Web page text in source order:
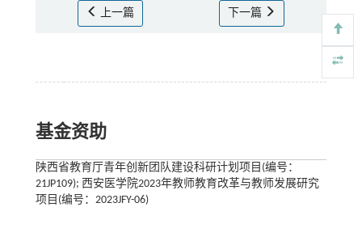
上一篇 下一篇
基金资助
陕西省教育厅青年创新团队建设科研计划项目(编号：
21JP109); 西安医学院2023年教师教育改革与教师发展研究
项目(编号：2023JFY-06)